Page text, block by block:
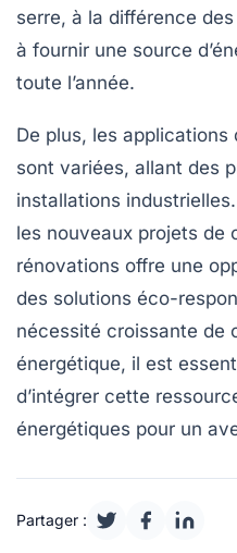
serre, à la différence
à fournir une source
toute l’année.
De plus, les applications
sont variées, allant des
installations
les nouveaux projets de
rénovations offre une
des solutions éco-
nécessité croissante de
énergétique, il est
d’intégrer cette
énergétiques pour un
Partager :